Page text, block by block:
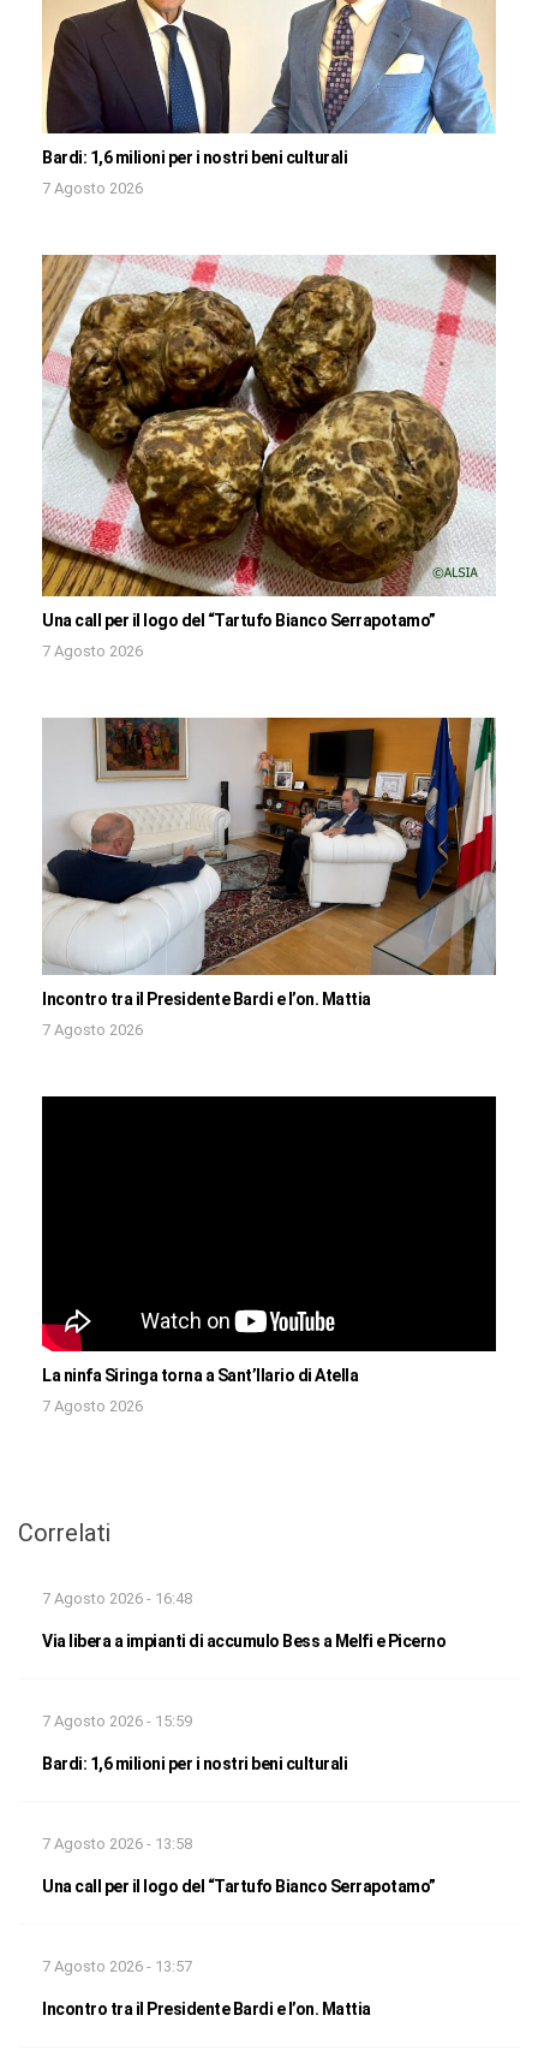
Bardi: 1,6 milioni per i nostri beni culturali
7 Agosto 2026
Una call per il logo del “Tartufo Bianco Serrapotamo”
7 Agosto 2026
Incontro tra il Presidente Bardi e l’on. Mattia
7 Agosto 2026
La ninfa Siringa torna a Sant’Ilario di Atella
7 Agosto 2026
Correlati
7 Agosto 2026 - 16:48
Via libera a impianti di accumulo Bess a Melfi e Picerno
7 Agosto 2026 - 15:59
Bardi: 1,6 milioni per i nostri beni culturali
7 Agosto 2026 - 13:58
Una call per il logo del “Tartufo Bianco Serrapotamo”
7 Agosto 2026 - 13:57
Incontro tra il Presidente Bardi e l’on. Mattia